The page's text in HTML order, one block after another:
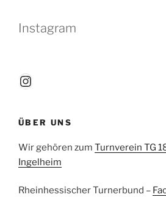
Instagram
Instagram
ÜBER UNS
Wir gehören zum Turnverein TG
Ingelheim
Rheinhessischer Turnerbund –